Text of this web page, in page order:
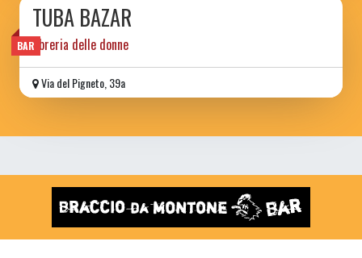
BAR
TUBA BAZAR
libreria delle donne
Via del Pigneto, 39a